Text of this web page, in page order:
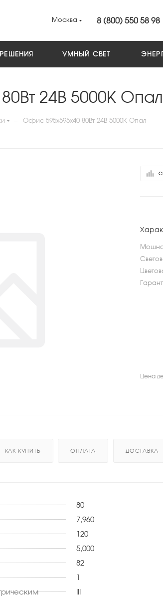
Москва 8 (800) 550 58 98
РЕШЕНИЯ УМНЫЙ СВЕТ
24В 5000К Опал
— Офис 595x595x40 80Вт 24В 5000К Опал
Цена
КАК КУПИТЬ ОПЛАТА ДОСТАВКА
80
7,960
120
5,000
82
1
III